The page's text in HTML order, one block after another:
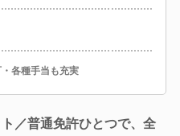
各種手当も充実
／普通免許ひとつで、全